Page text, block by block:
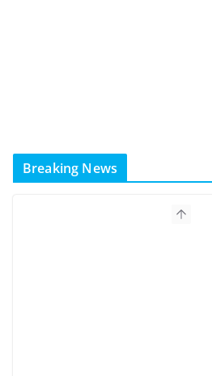
Breaking News